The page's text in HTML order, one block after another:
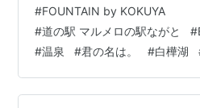
ーヒーは欠かせない 道の駅 マ
御射鹿池（みしゃかいけ） 糸守
に DAY-2 2025年11月8日（土
宿泊先は朝食バイキング付きプ
の…
#FOUNTAIN by KOKUYA
#道の駅 マルメロの駅ながと #
#温泉 #君の名は。 #白樺湖